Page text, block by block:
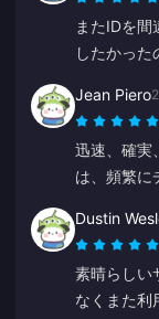
またIDを間
したかった
す。今回は
Jean Piero
迅速、確実
は、頻繁に
Dustin
素晴らしい
なくまた利